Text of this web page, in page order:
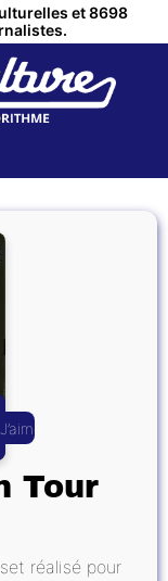
et 8698
J’aime
Tour
réalisé pour